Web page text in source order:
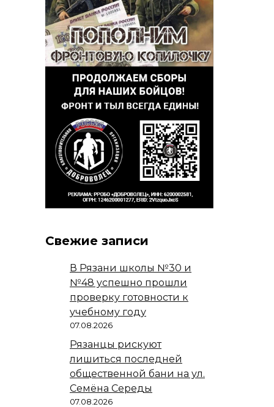
Свежие записи
В Рязани школы №30 и
№48 успешно прошли
проверку готовности к
учебному году
07.08.2026
Рязанцы рискуют
лишиться последней
общественной бани на ул.
Семёна Середы
07.08.2026